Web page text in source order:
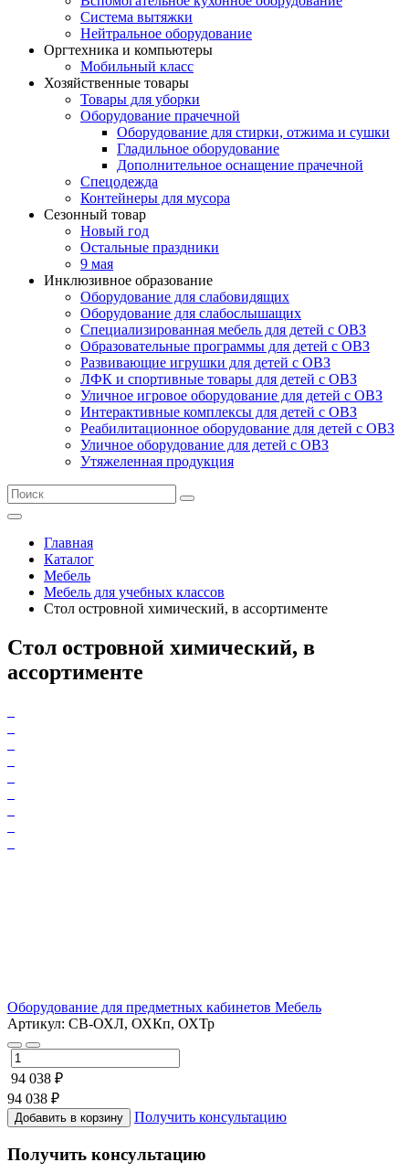
Система вытяжки
Нейтральное оборудование
Оргтехника и компьютеры
Мобильный класс
Хозяйственные товары
Товары для уборки
Оборудование прачечной
Оборудование для стирки, отжима и сушки
Гладильное оборудование
Дополнительное оснащение прачечной
Спецодежда
Контейнеры для мусора
Сезонный товар
Новый год
Остальные праздники
9 мая
Инклюзивное образование
Оборудование для слабовидящих
Оборудование для слабослышащих
Специализированная мебель для детей с ОВЗ
Образовательные программы для детей с ОВЗ
Развивающие игрушки для детей с ОВЗ
ЛФК и спортивные товары для детей с ОВЗ
Уличное игровое оборудование для детей с ОВЗ
Интерактивные комплексы для детей с ОВЗ
Реабилитационное оборудование для детей с ОВЗ
Уличное оборудование для детей с ОВЗ
Утяжеленная продукция
Главная
Каталог
Мебель
Мебель для учебных классов
Стол островной химический, в ассортименте
Стол островной химический, в
ассортименте
Оборудование для предметных кабинетов Мебель
Артикул: СВ-ОХЛ, ОХКп, ОХТр
94 038 ₽
94 038 ₽
Добавить в корзину Получить консультацию
Получить консультацию